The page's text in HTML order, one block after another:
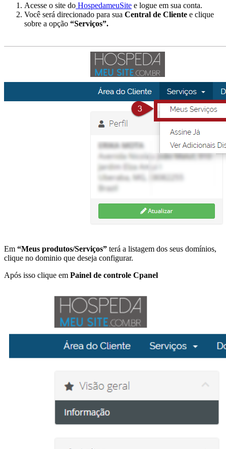
Acesse o site do HospedameuSite e logue em sua conta.
Você será direcionado para sua Central de Cliente e clique
sobre a opção “Serviços”.
Em “Meus produtos/Serviços” terá a listagem dos seus domínios,
clique no dominio que deseja configurar.
Após isso clique em Painel de controle Cpanel